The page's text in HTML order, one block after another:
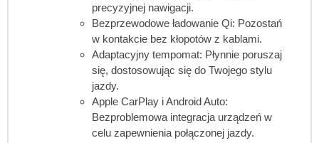
precyzyjnej nawigacji.
Bezprzewodowe ładowanie Qi: Pozostań
w kontakcie bez kłopotów z kablami.
Adaptacyjny tempomat: Płynnie poruszaj
się, dostosowując się do Twojego stylu
jazdy.
Apple CarPlay i Android Auto:
Bezproblemowa integracja urządzeń w
celu zapewnienia połączonej jazdy.